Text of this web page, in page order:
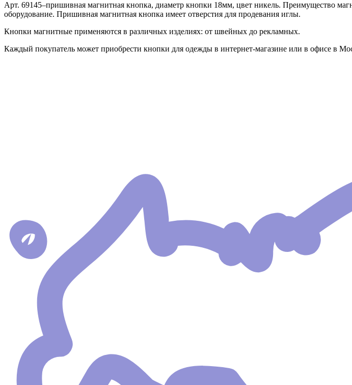
Арт. 69145–пришивная магнитная кнопка, диаметр кнопки 18мм, цвет никель. Преимущество
оборудование. Пришивная магнитная кнопка имеет отверстия для продевания иглы.
Кнопки магнитные применяются в различных изделиях: от швейных до рекламных.
Каждый покупатель может приобрести кнопки для одежды в интернет-магазине или в офисе в